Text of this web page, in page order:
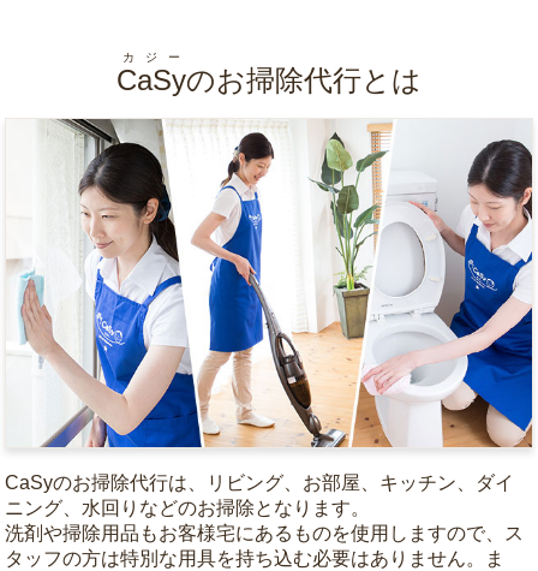
CaSy
カジー
のお掃除代行とは
CaSyのお掃除代行は、リビング、お部屋、キッチン、ダイ
ニング、水回りなどのお掃除となります。
洗剤や掃除用品もお客様宅にあるものを使用しますので、ス
タッフの方は特別な用具を持ち込む必要はありません。ま